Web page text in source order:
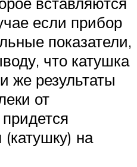
если прибор
показатели,
что катушка
же результаты
от
на